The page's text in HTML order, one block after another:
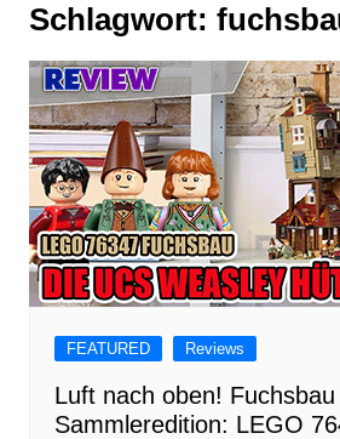
Schlagwort:
FEATURED Reviews
Luft nach oben! Fuchsbau
Sammleredition: LEGO